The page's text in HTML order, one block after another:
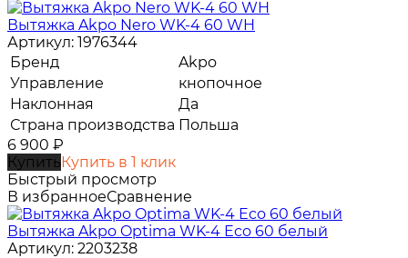
Вытяжка Akpo Nero WK-4 60 WH
Артикул: 1976344
Бренд
Akpo
Управление
кнопочное
Наклонная
Да
Страна производства Польша
6 900 ₽
КупитьКупить в 1 клик
Быстрый просмотр
В избранноеСравнение
Вытяжка Akpo Optima WK-4 Eco 60 белый
Артикул: 2203238